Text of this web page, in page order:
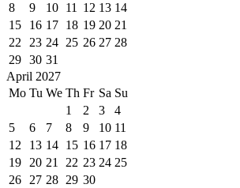
8
9 10 11 12 13 14
15
16 17 18 19 20 21
22
23 24 25 26 27 28
29 30 31
April 2027
Mo Tu We Th Fr Sa Su
1
2 3
4
5
6 7 8 9 10 11
12
13 14 15 16 17 18
19
20 21 22 23 24 25
26
27 28 29 30